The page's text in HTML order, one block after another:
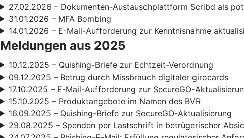
27.02.2026 – Dokumenten-Austauschplattform Scribd als
31.01.2026 – MFA Bombing
14.01.2026 – E-Mail-Aufforderung zur Kenntnisnahme
Meldungen aus 2025
10.12.2025 – Quishing-Briefe zur Echtzeit-Verordnung
09.12.2025 – Betrug durch Missbrauch digitaler girocards
17.10.2025 – E-Mail-Aufforderung zur SecureGO-
15.10.2025 – Produktangebote im Namen des BVR
16.09.2025 – Quishing-Briefe zur SecureGO-Aktualisierung
29.08.2025 – Spenden per Lastschrift in betrügerischer